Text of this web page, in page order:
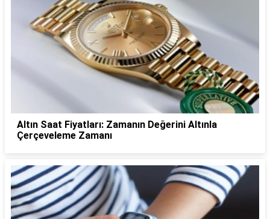
Altın Saat Fiyatları: Zamanın Değerini Altınla
Çerçeveleme Zamanı